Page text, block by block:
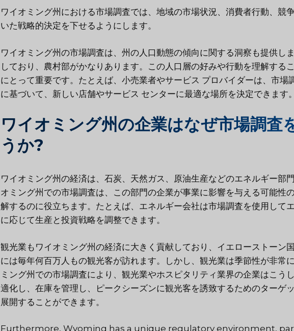
ワイオミング州における市場調査では、地域の市場状況、消費者行動、競
いた戦略的決定を下せるようにします。
ワイオミング州の市場調査は、州の人口動態の傾向に関する洞察も提供し
しており、農村部がかなりあります。この人口層の好みや行動を理解する
にとって重要です。たとえば、小売業者やサービス プロバイダーは、市
に基づいて、新しい店舗やサービス センターに最適な場所を決定できます。
ワイオミング州の企業はなぜ市場調査
うか?
ワイオミング州の経済は、石炭、天然ガス、原油生産などのエネルギー部
オミング州での市場調査は、この部門の企業が事業に影響を与える可能性
解するのに役立ちます。たとえば、エネルギー会社は市場調査を使用して
に応じて生産と投資戦略を調整できます。
観光業もワイオミング州の経済に大きく貢献しており、イエローストーン
には毎年何百万人もの観光客が訪れます。しかし、観光業は季節性が非常
ミング州での市場調査により、観光業やホスピタリティ業界の企業はこう
適化し、在庫を管理し、ピークシーズンに観光客を誘致するためのターゲ
展開することができます。
Furthermore, Wyoming has a unique regulatory environment,